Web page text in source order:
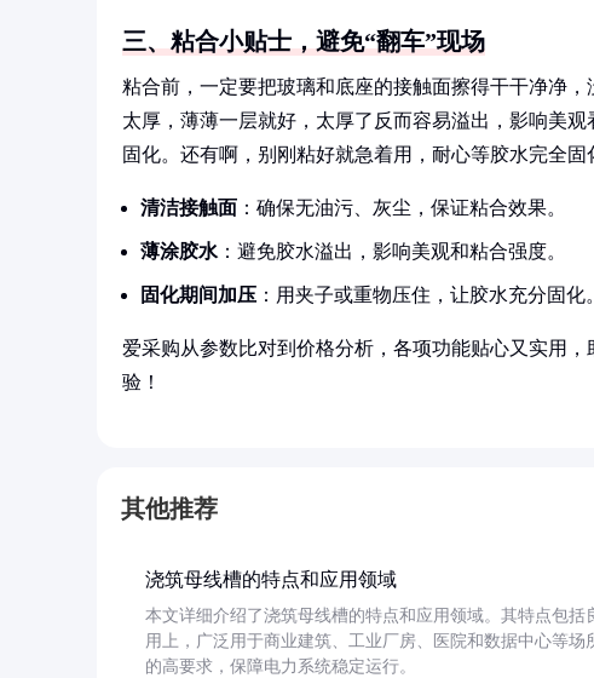
三、粘合小贴士，避免“翻车”现场
粘合前，一定要把玻璃和底座的接触面擦得干干净净
太厚，薄薄一层就好，太厚了反而容易溢出，影响美
固化。还有啊，别刚粘好就急着用，耐心等胶水完全固
清洁接触面 ：确保无油污、灰尘，保证粘合效果。
薄涂胶水 ：避免胶水溢出，影响美观和粘合强度。
固化期间加压 ：用夹子或重物压住，让胶水充分固化。
爱采购从参数比对到价格分析，各项功能贴心又实用
验！
其他推荐
浇筑母线槽的特点和应用领域
本文详细介绍了浇筑母线槽的特点和应用领域。其特点包
用上，广泛用于商业建筑、工业厂房、医院和数据中心等
的高要求，保障电力系统稳定运行。